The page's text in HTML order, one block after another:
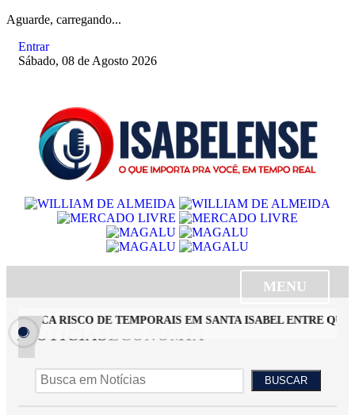
Aguarde, carregando...
Entrar
Sábado, 08 de Agosto 2026
MENU
INDICA RISCO DE TEMPORAIS EM SANTA ISABEL ENTRE
/NOTÍCIAS ECONOMIA
BUSCAR